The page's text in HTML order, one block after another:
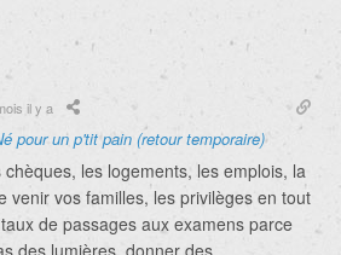
il y a
pour un p'tit pain (retour temporaire)
les logements, les emplois, la
venir vos familles, les privilèges en tout
de passages aux examens parce